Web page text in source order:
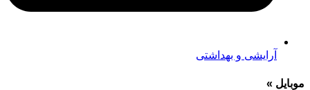
آرایشی و بهداشتی
موبایل »